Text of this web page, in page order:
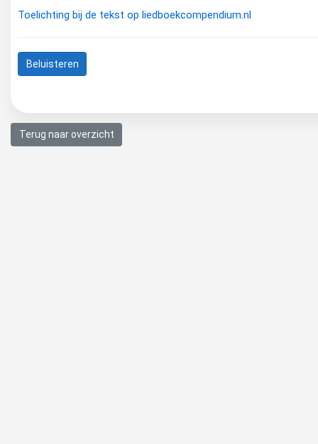
Toelichting bij de tekst op liedboekcompendium.nl
Beluisteren
Terug naar overzicht